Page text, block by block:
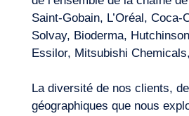
Saint-Gobain, L’Oréal, Coca-
Solvay, Bioderma,
Essilor, Mitsubishi
La diversité de nos clients,
géographiques que nous